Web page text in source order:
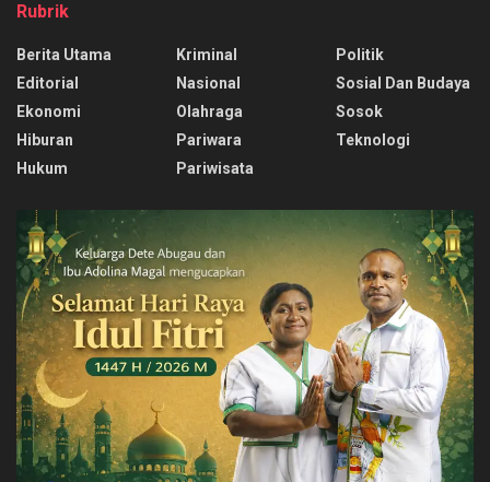
Rubrik
Berita Utama
Editorial
Ekonomi
Hiburan
Hukum
Kriminal
Nasional
Olahraga
Pariwara
Pariwisata
Politik
Sosial Dan Budaya
Sosok
Teknologi